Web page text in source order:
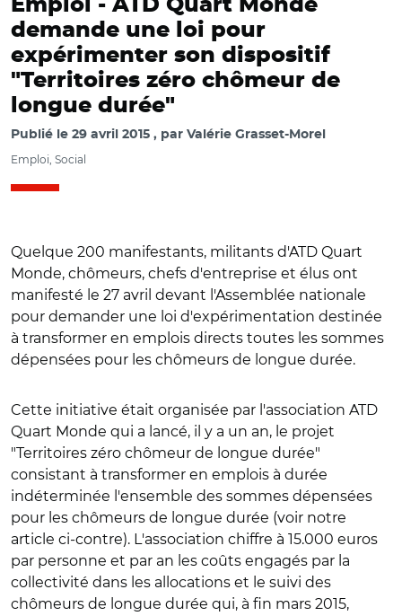
Emploi -ATD Quart Monde
demande une loi pour
expérimenter son dispositif
"Territoires zéro chômeur de
longue durée"
Publié le 29 avril 2015 par Valérie Grasset-Morel
Emploi, Social
Quelque 200 manifestants, militants d'ATD Quart
Monde, chômeurs, chefs d'entreprise et élus ont
manifesté le 27 avril devant l'Assemblée nationale
pour demander une loi d'expérimentation destinée
à transformer en emplois directs toutes les sommes
dépensées pour les chômeurs de longue durée.
Cette initiative était organisée par l'association ATD
Quart Monde qui a lancé, il y a un an, le projet
"Territoires zéro chômeur de longue durée"
consistant à transformer en emplois à durée
indéterminée l'ensemble des sommes dépensées
pour les chômeurs de longue durée (voir notre
article ci-contre). L'association chiffre à 15.000 euros
par personne et par an les coûts engagés par la
collectivité dans les allocations et le suivi des
chômeurs de longue durée qui, à fin mars 2015,